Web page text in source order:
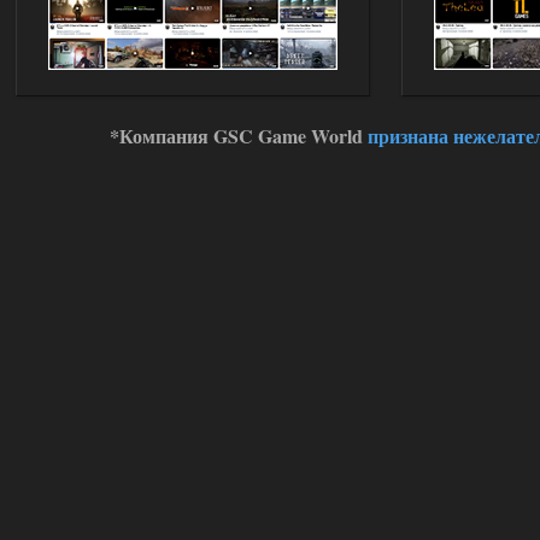
Устанавливать только
поверх финальной версии все в одном
(Standalone Final) от 29.12.2025!
Доступно только для пользователей
*Компания GSC Game Worldпризнана